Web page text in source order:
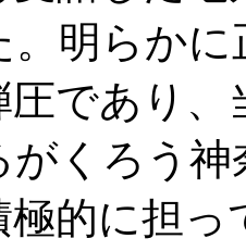
。明らか
圧であり
がくろう
極的に担